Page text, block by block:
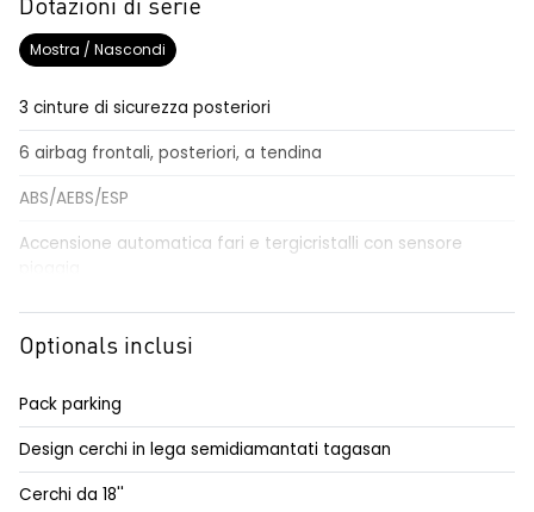
Dotazioni di serie
Mostra / Nascondi
3 cinture di sicurezza posteriori
6 airbag frontali, posteriori, a tendina
ABS/AEBS/ESP
Accensione automatica fari e tergicristalli con sensore
Airbag per il conducente e passeggero
Alzacristalli elettrici impulsionali anteriori e posteriori
Alzacristallo elettrico impulsionale anteriore lato conducente
Anabbaglianti Eco-LED
Assistenza alla frenata di emergenza AFU
Optionals inclusi
Pack parking
Design cerchi in lega semidiamantati tagasan
Cerchi da 18''